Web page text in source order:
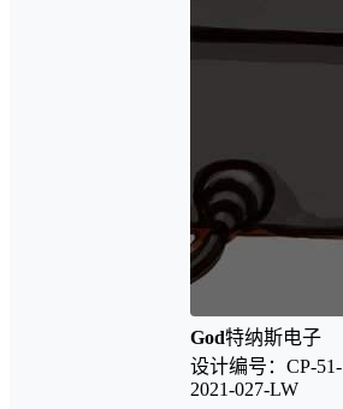
God特纳斯电子
设计编号：CP-51-
2021-027-LW